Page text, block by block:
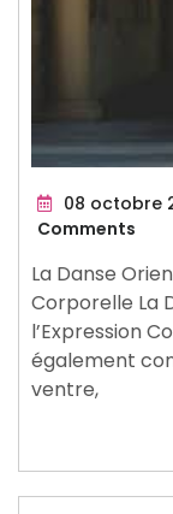
08 octobre
Comments
La Danse
Corporelle La
l’Expression
également
ventre,